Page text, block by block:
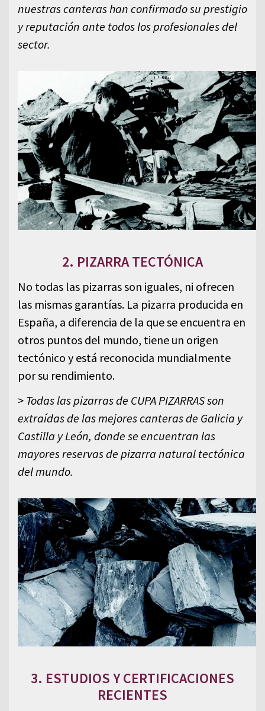
nuestras canteras han confirmado su prestigio
y reputación ante todos los profesionales del
sector.
2. PIZARRA TECTÓNICA
No todas las pizarras son iguales, ni ofrecen
las mismas garantías. La pizarra producida en
España, a diferencia de la que se encuentra en
otros puntos del mundo, tiene un origen
tectónico y está reconocida mundialmente
por su rendimiento.
> Todas las pizarras de CUPA PIZARRAS son
extraídas de las mejores canteras de Galicia y
Castilla y León, donde se encuentran las
mayores reservas de pizarra natural tectónica
del mundo.
3. ESTUDIOS Y CERTIFICACIONES
RECIENTES